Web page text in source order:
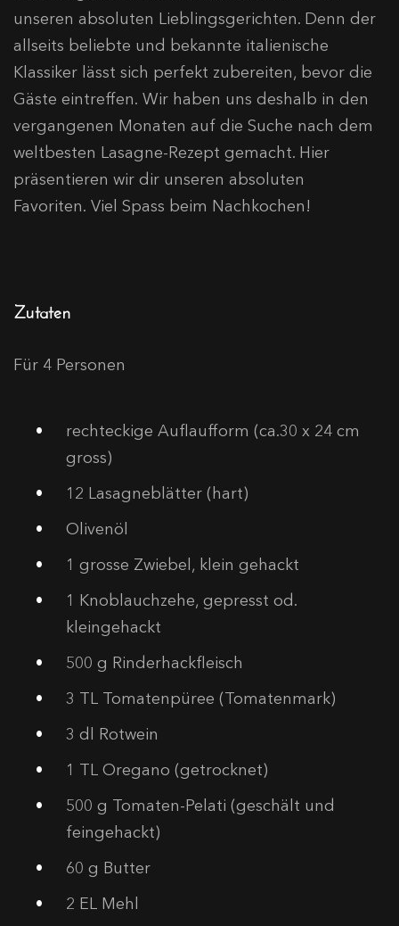
unseren absoluten Lieblingsgerichten. Denn der
allseits beliebte und bekannte italienische
Klassiker lässt sich perfekt zubereiten, bevor die
Gäste eintreffen. Wir haben uns deshalb in den
vergangenen Monaten auf die Suche nach dem
weltbesten Lasagne-Rezept gemacht. Hier
präsentieren wir dir unseren absoluten
Favoriten. Viel Spass beim Nachkochen!
Zutaten
Für 4 Personen
rechteckige Auflaufform (ca.30 x 24 cm
gross)
12 Lasagneblätter (hart)
Olivenöl
1 grosse Zwiebel, klein gehackt
1 Knoblauchzehe, gepresst od.
kleingehackt
500 g Rinderhackfleisch
3 TL Tomatenpüree (Tomatenmark)
3 dl Rotwein
1 TL Oregano (getrocknet)
500 g Tomaten-Pelati (geschält und
feingehackt)
60 g Butter
2 EL Mehl